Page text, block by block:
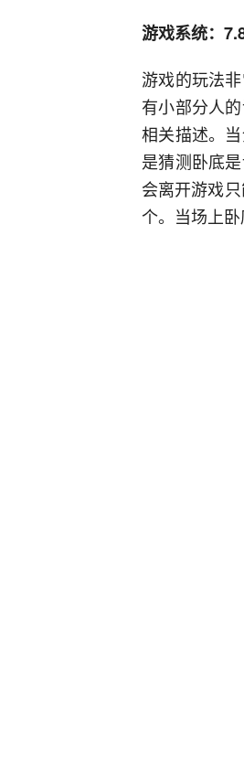
游戏系统：
游戏的玩法
有小部分人
相关描述。
是猜测卧底
会离开游戏
个。当场上